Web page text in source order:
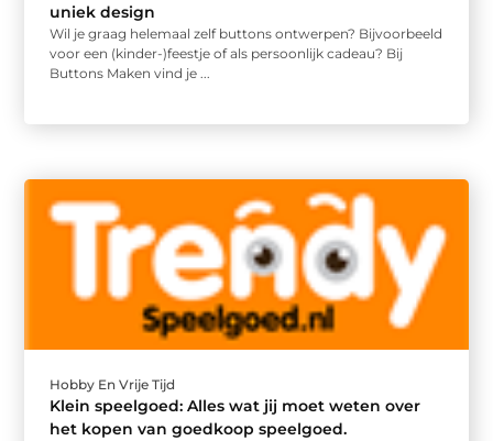
uniek design
Wil je graag helemaal zelf buttons ontwerpen? Bijvoorbeeld
voor een (kinder-)feestje of als persoonlijk cadeau? Bij
Buttons Maken vind je ...
Hobby En Vrije Tijd
Klein speelgoed: Alles wat jij moet weten over
het kopen van goedkoop speelgoed.